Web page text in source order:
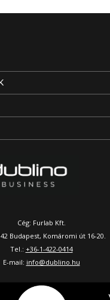
Cég: Furlab Kft.
Budapest, Komáromi út 16-20.
Tel.: +36-1-422-0414
E-mail: info@dublino.hu